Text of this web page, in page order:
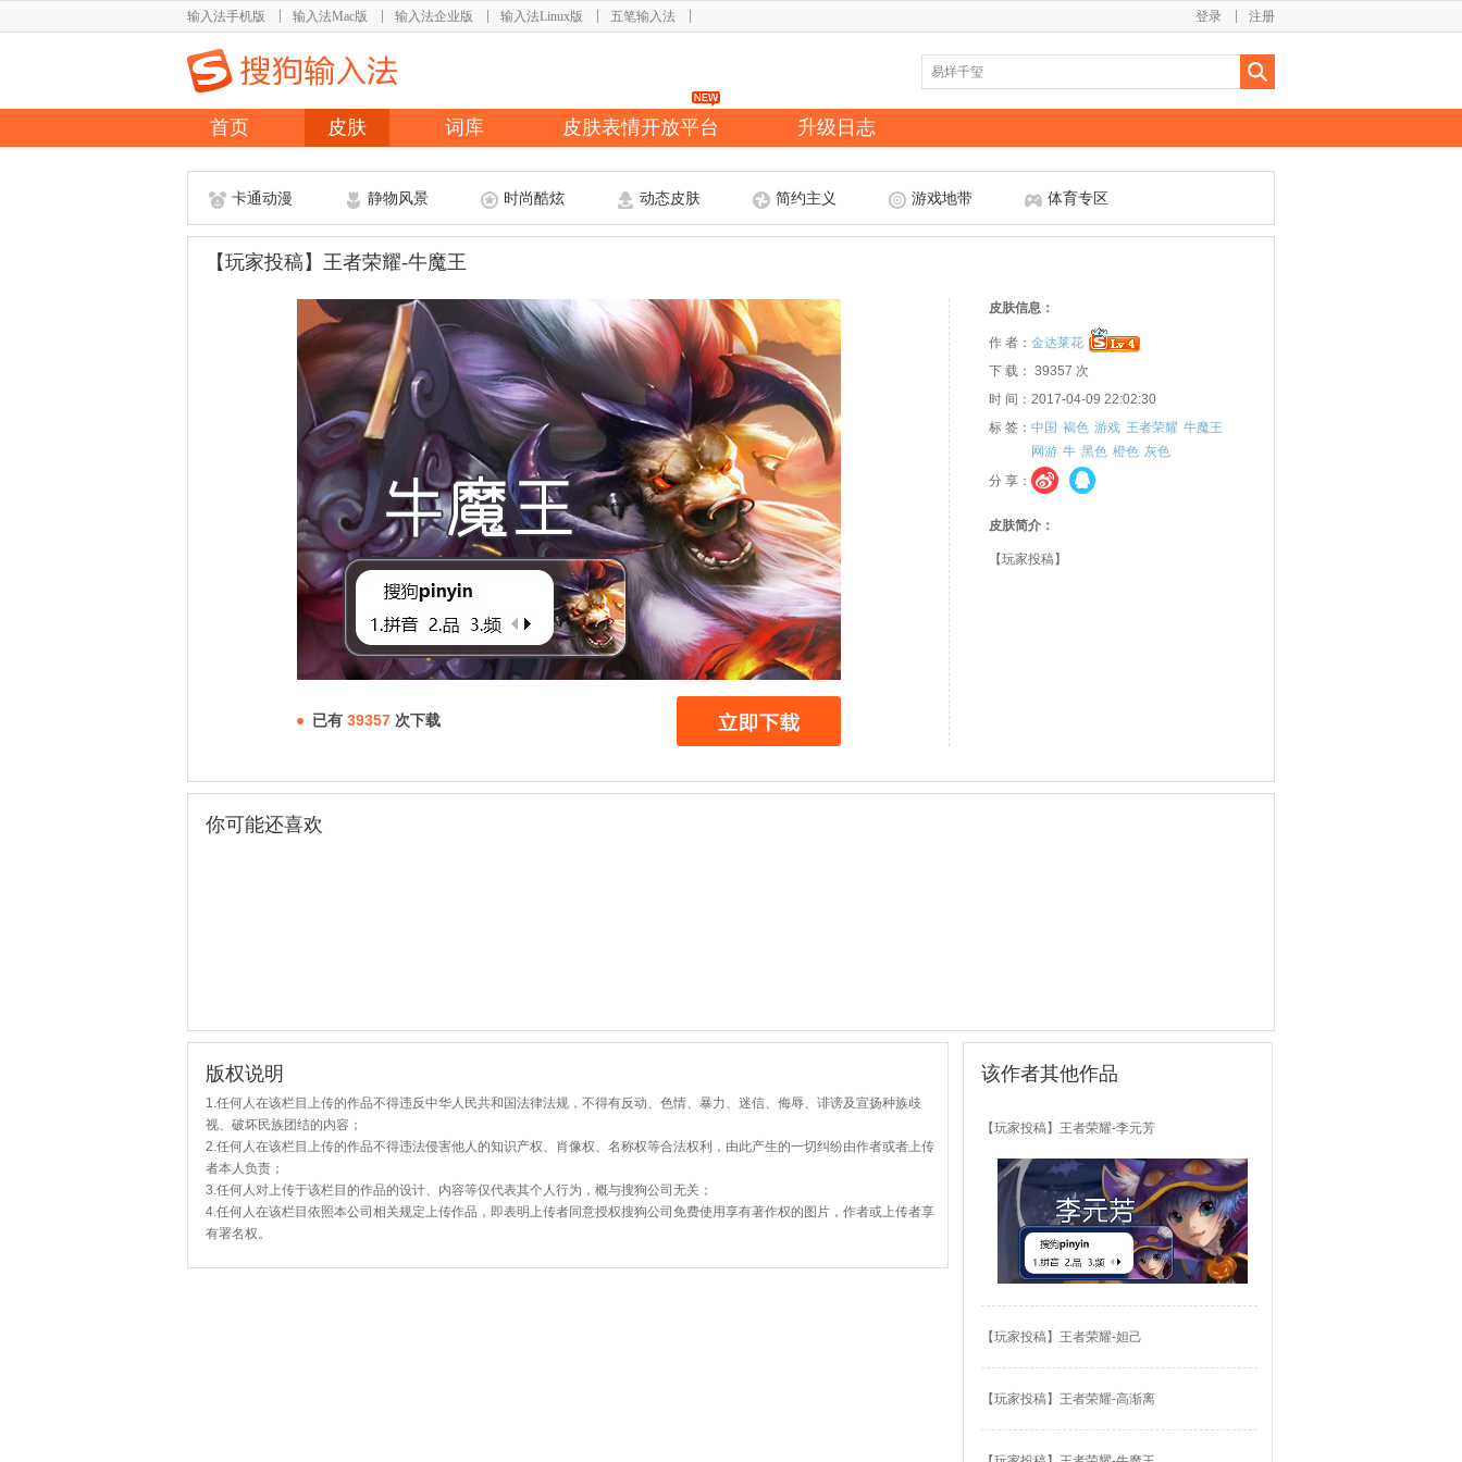
输入法手机版 输入法Mac版 输入法企业版 输入法Linux版 五笔输入法 注册
登录
首页 皮肤 词库 皮肤表情开放平台 升级日志
卡通动漫 静物风景 时尚酷炫 动态皮肤 简约主义 游戏地带 体育专区
【玩家投稿】王者荣耀-牛魔王
已有 39357 次下载
皮肤信息：
作 者： 金达莱花
下 载： 39357 次
时 间：2017-04-09 22:02:30
标 签： 中国 褐色 游戏 王者荣耀 牛魔王
网游 牛 黑色 橙色 灰色
分 享：
皮肤简介：
【玩家投稿】
你可能还喜欢
版权说明
1.任何人在该栏目上传的作品不得违反中华人民共和国法律法规，不得有反动、色情、暴力、迷信、侮辱、诽谤及宣扬种族歧
视、破坏民族团结的内容；
2.任何人在该栏目上传的作品不得违法侵害他人的知识产权、肖像权、名称权等合法权利，由此产生的一切纠纷由作者或者上传
者本人负责；
3.任何人对上传于该栏目的作品的设计、内容等仅代表其个人行为，概与搜狗公司无关；
4.任何人在该栏目依照本公司相关规定上传作品，即表明上传者同意授权搜狗公司免费使用享有著作权的图片，作者或上传者享
有署名权。
该作者其他作品
【玩家投稿】王者荣耀-李元芳
【玩家投稿】王者荣耀-妲己
【玩家投稿】王者荣耀-高渐离